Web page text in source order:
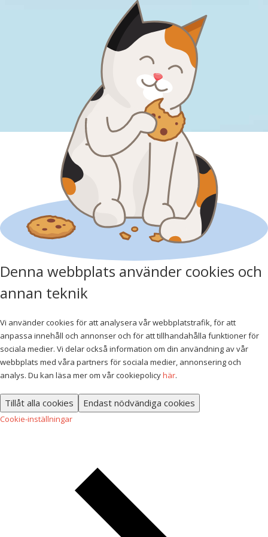
Denna webbplats använder cookies och
annan teknik
Vi använder cookies för att analysera vår webbplatstrafik, för att
anpassa innehåll och annonser och för att tillhandahålla funktioner för
sociala medier. Vi delar också information om din användning av vår
webbplats med våra partners för sociala medier, annonsering och
analys. Du kan läsa mer om vår cookiepolicyhär.
Tillåt alla cookies Endast nödvändiga cookies
Cookie-inställningar